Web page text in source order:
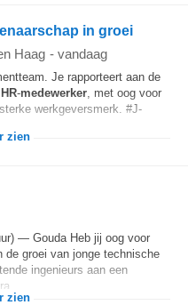
in groei
Haag - vandaag
Je rapporteert aan de
HR-medewerker, met oog voor
werkgeversmerk. #J-
zien
— Gouda Heb jij oog voor
de groei van jonge technische
ingenieurs aan een
zien